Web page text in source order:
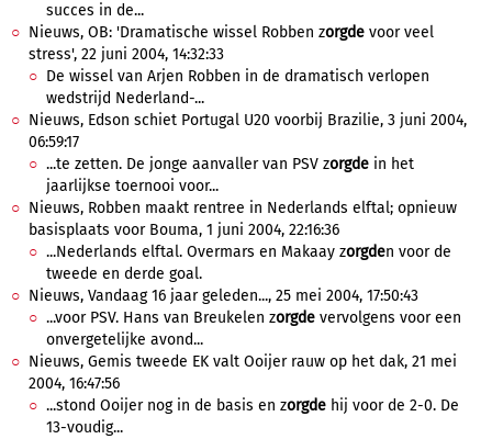
succes in de...
Nieuws, OB: 'Dramatische wissel Robben zorgde voor veel
stress', 22 juni 2004, 14:32:33
De wissel van Arjen Robben in de dramatisch verlopen
wedstrijd Nederland-...
Nieuws, Edson schiet Portugal U20 voorbij Brazilie, 3 juni 2004,
06:59:17
...te zetten. De jonge aanvaller van PSV zorgde in het
jaarlijkse toernooi voor...
Nieuws, Robben maakt rentree in Nederlands elftal; opnieuw
basisplaats voor Bouma, 1 juni 2004, 22:16:36
...Nederlands elftal. Overmars en Makaay zorgden voor de
tweede en derde goal.
Nieuws, Vandaag 16 jaar geleden..., 25 mei 2004, 17:50:43
...voor PSV. Hans van Breukelen zorgde vervolgens voor een
onvergetelijke avond...
Nieuws, Gemis tweede EK valt Ooijer rauw op het dak, 21 mei
2004, 16:47:56
...stond Ooijer nog in de basis en zorgde hij voor de 2-0. De
13-voudig...